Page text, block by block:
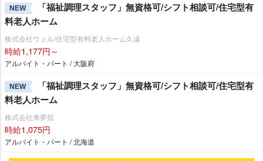
NEW
「福祉調理スタッフ」無資格可/シフト相談可/住宅型有
料老人ホーム
株式会社ウェル/住宅型有料老人ホーム久遠
時給1,177円～
アルバイト・パート / 大阪府
NEW
「福祉調理スタッフ」無資格可/シフト相談可/住宅型有
料老人ホーム
株式会社来夢舘
時給1,075円
アルバイト・パート / 北海道